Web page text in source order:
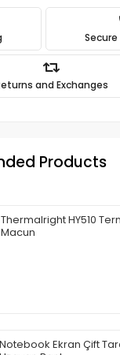
and Exchanges
Products
Thermalright HY510
Macun
Notebook Ekran Çift